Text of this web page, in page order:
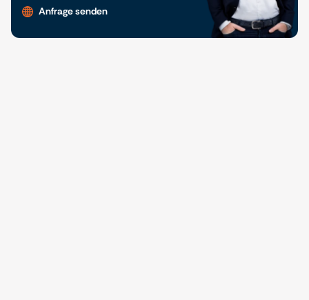
Anfrage senden